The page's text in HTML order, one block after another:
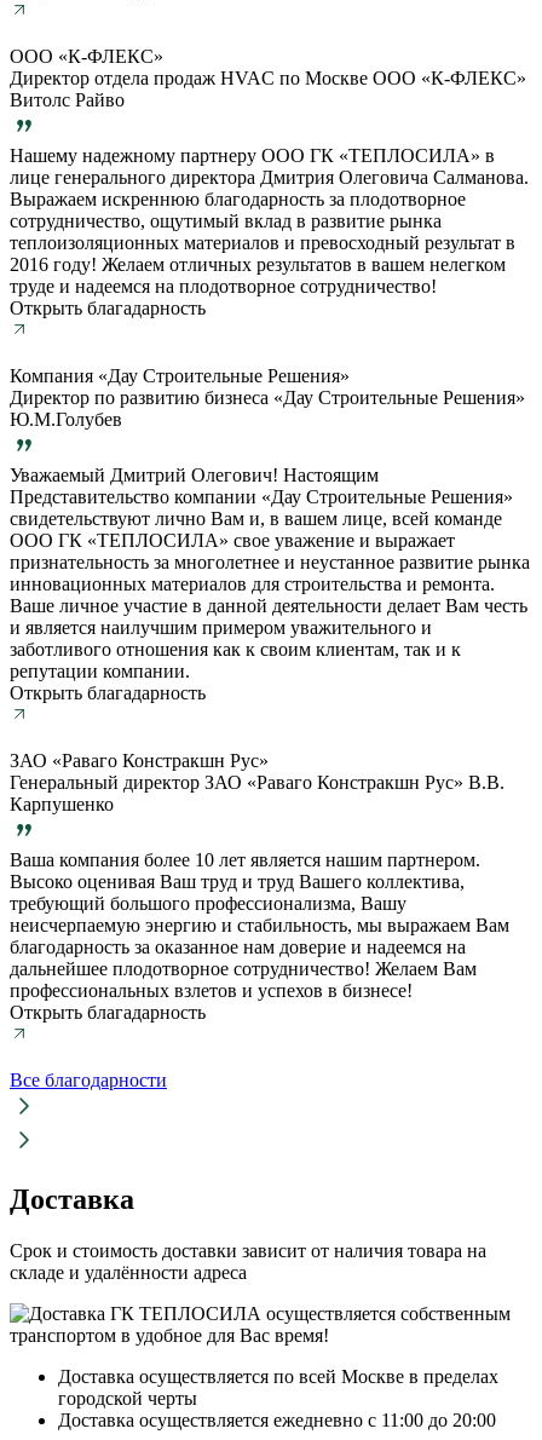
ООО «К-ФЛЕКС»
Директор отдела продаж HVAC по Москве ООО «К-ФЛЕКС»
Витолс Райво
Нашему надежному партнеру ООО ГК «ТЕПЛОСИЛА» в
лице генерального директора Дмитрия Олеговича Салманова.
Выражаем искреннюю благодарность за плодотворное
сотрудничество, ощутимый вклад в развитие рынка
теплоизоляционных материалов и превосходный результат в
2016 году! Желаем отличных результатов в вашем нелегком
труде и надеемся на плодотворное сотрудничество!
Открыть благадарность
Компания «Дау Строительные Решения»
Директор по развитию бизнеса «Дау Строительные Решения»
Ю.М.Голубев
Уважаемый Дмитрий Олегович! Настоящим
Представительство компании «Дау Строительные Решения»
свидетельствуют лично Вам и, в вашем лице, всей команде
ООО ГК «ТЕПЛОСИЛА» свое уважение и выражает
признательность за многолетнее и неустанное развитие рынка
инновационных материалов для строительства и ремонта.
Ваше личное участие в данной деятельности делает Вам честь
и является наилучшим примером уважительного и
заботливого отношения как к своим клиентам, так и к
репутации компании.
Открыть благадарность
ЗАО «Раваго Констракшн Рус»
Генеральный директор ЗАО «Раваго Констракшн Рус» В.В.
Карпушенко
Ваша компания более 10 лет является нашим партнером.
Высоко оценивая Ваш труд и труд Вашего коллектива,
требующий большого профессионализма, Вашу
неисчерпаемую энергию и стабильность, мы выражаем Вам
благодарность за оказанное нам доверие и надеемся на
дальнейшее плодотворное сотрудничество! Желаем Вам
профессиональных взлетов и успехов в бизнесе!
Открыть благадарность
Все благодарности
Доставка
Срок и стоимость доставки зависит от наличия товара на
складе и удалённости адреса
Доставка осуществляется по всей Москве в пределах
городской черты
Доставка осуществляется ежедневно с 11:00 до 20:00